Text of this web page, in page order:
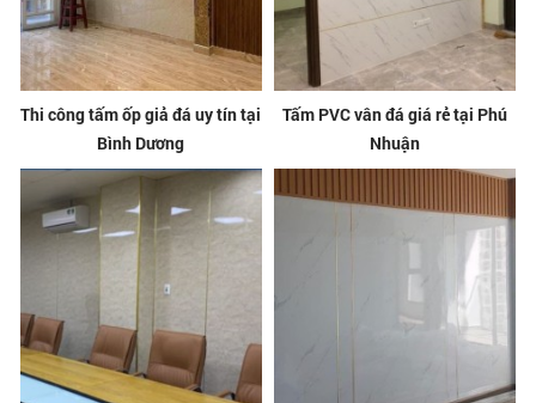
Thi công tấm ốp giả đá uy tín tại
Bình Dương
Tấm PVC vân đá giá rẻ tại Phú
Nhuận